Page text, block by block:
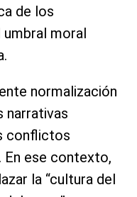
de los
moral
normalización
narrativas
conflictos
En ese contexto,
la “cultura del